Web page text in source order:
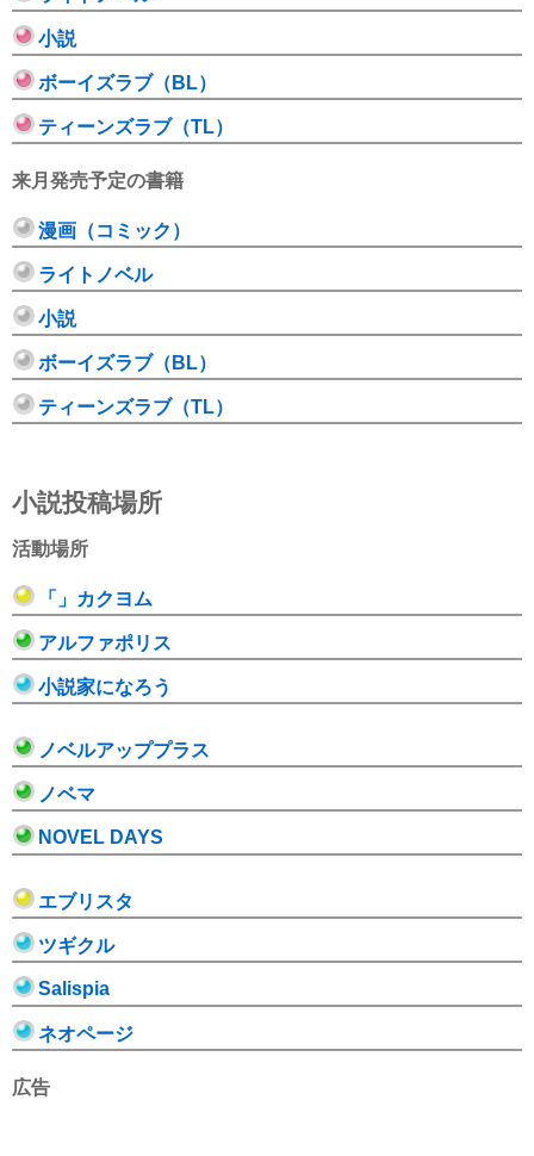
小説
ボーイズラブ（BL）
ティーンズラブ（TL）
来月発売予定の書籍
漫画（コミック）
ライトノベル
小説
ボーイズラブ（BL）
ティーンズラブ（TL）
小説投稿場所
活動場所
「」カクヨム
アルファポリス
小説家になろう
ノベルアッププラス
ノベマ
NOVEL DAYS
エブリスタ
ツギクル
Salispia
ネオページ
広告